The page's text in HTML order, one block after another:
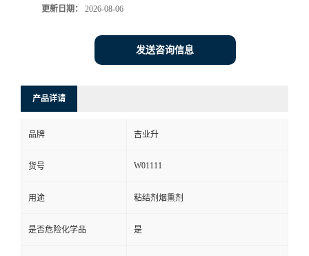
更新日期： 2026-08-06
发送咨询信息
产品详请
品牌 吉业升
货号 W01111
用途 粘结剂烟熏剂
是否危险化学品 是